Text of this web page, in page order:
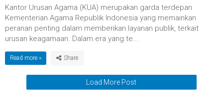
Kantor Urusan Agama (KUA) merupakan garda terdepan
Kementerian Agama Republik Indonesia yang memainkan
peranan penting dalam memberikan layanan publik, terkait
urusan keagamaan. Dalam era yang te...
Read more »
Load More Post